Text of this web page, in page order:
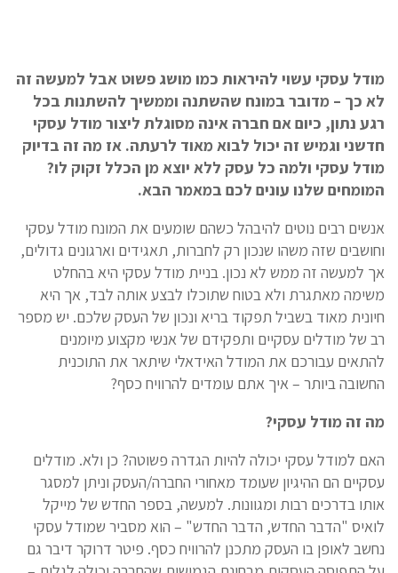
מודל עסקי עשוי להיראות כמו מושג פשוט אבל למעשה זה
לא כך – מדובר במונח שהשתנה וממשיך להשתנות בכל
רגע נתון, כיום אם חברה אינה מסוגלת ליצור מודל עסקי
חדשני וגמיש זה יכול לבוא מאוד לרעתה. אז מה זה בדיוק
מודל עסקי ולמה כל עסק ללא יוצא מן הכלל זקוק לו?
המומחים שלנו עונים לכם במאמר הבא.
אנשים רבים נוטים להיבהל כשהם שומעים את המונח מודל עסקי
וחושבים שזה משהו שנכון רק לחברות, תאגידים וארגונים גדולים,
אך למעשה זה ממש לא נכון. בניית מודל עסקי היא בהחלט
משימה מאתגרת ולא בטוח שתוכלו לבצע אותה לבד, אך היא
חיונית מאוד בשביל תפקוד בריא ונכון של העסק שלכם. יש מספר
רב של מודלים עסקיים ותפקידם של אנשי מקצוע מיומנים
להתאים עבורכם את המודל האידאלי שיתאר את התוכנית
החשובה ביותר – איך אתם עומדים להרוויח כסף?
מה זה מודל עסקי?
האם למודל עסקי יכולה להיות הגדרה פשוטה? כן ולא. מודלים
עסקיים הם ההיגיון שעומד מאחורי החברה/העסק וניתן למסגר
אותו בדרכים רבות ומגוונות. למעשה, בספר החדש של מייקל
לואיס "הדבר החדש, הדבר החדש" – הוא מסביר שמודל עסקי
נחשב לאופן בו העסק מתכנן להרוויח כסף. פיטר דרוקר דיבר גם